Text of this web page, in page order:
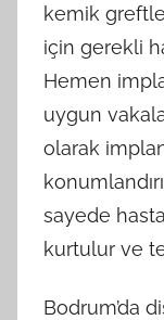
kemik
için gerekli
Hemen
uygun
olarak
sayede
kurtulur ve
Bodrum’da